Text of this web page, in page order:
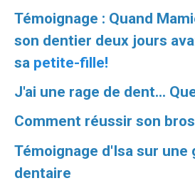
Témoignage : Quand
son dentier deux jours
sa petite-fille!
J'ai une rage de dent...
Comment réussir son
Témoignage d'Isa sur une
dentaire